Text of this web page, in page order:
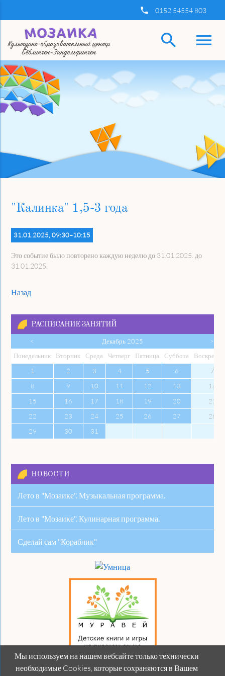
insert_phone 0152 54554 803
menu
search
Ключевые слова Найти
"Калинка" 1,5-3 года
31.01.2025, 09:30–10:15
Это событие было повторено каждую неделю до 31.01.2025. до
31.01.2025.
Назад
РАСПИСАНИЕ ЗАНЯТИЙ
< Декабрь 2025
>
Понедельник Вторник Среда Четверг Пятница Суббота Вос
1
2 3 4 5 6
7
8
9 10 11 12 13
14
15
16 17 18 19 20
21
22
23 24 25 26 27
28
29
30 31
НОВОСТИ
Лето в "Мозаике". Музыкальная программа.
Лето в "Мозаике". Кулинарная программа.
Сделай сам "Кораблик"
Мы используем на нашем вебсайте только технически
необходимые Cookies, которые сохраняются в Вашем